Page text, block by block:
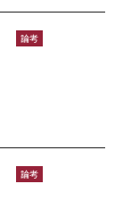
論考
論考